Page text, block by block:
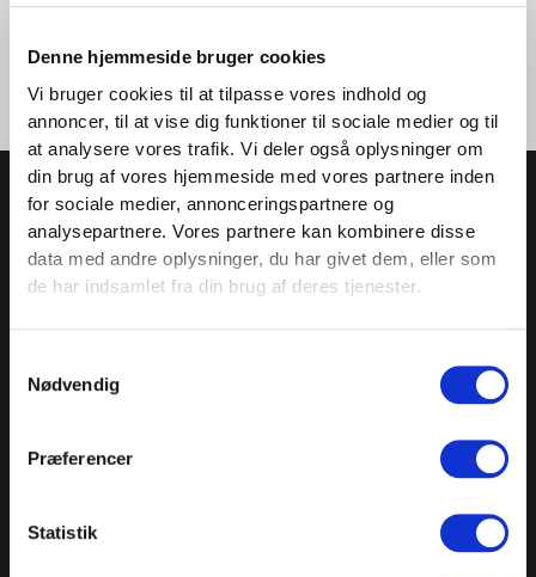
Denne hjemmeside bruger cookies
Vi bruger cookies til at tilpasse vores indhold og
annoncer, til at vise dig funktioner til sociale medier og til
at analysere vores trafik. Vi deler også oplysninger om
din brug af vores hjemmeside med vores partnere inden
for sociale medier, annonceringspartnere og
analysepartnere. Vores partnere kan kombinere disse
data med andre oplysninger, du har givet dem, eller som
de har indsamlet fra din brug af deres tjenester.
Nødvendig
Præferencer
Statistik
funktioner som flere modstandsniveauer, klare displayprogrammer og
TILMELD NYHEDSBREVET
Få nyheder, tips og tilbud smidt direkte i indbakken
– før alle andre. Ingen spam, kun styrke!
SHOWROOM & AFHENTNING
Showroomet er åbent i samme periode. Kontakt os